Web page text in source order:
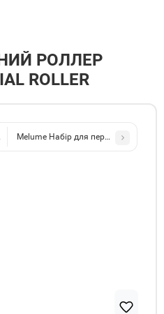
РОЛЛЕР
ROLLER
збільшення обʼєму губ Glossy Lip
Melume Набір для першого